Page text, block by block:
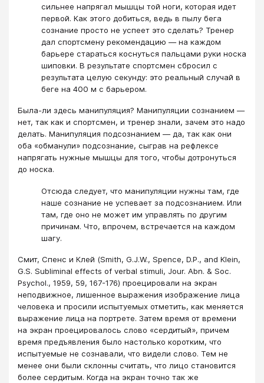
сильнее напрягал мышцы той ноги, которая идет
первой. Как этого добиться, ведь в пылу бега
сознание просто не успеет это сделать? Тренер
дал спортсмену рекомендацию — на каждом
барьере стараться коснуться пальцами руки носка
шиповки. В результате спортсмен сбросил с
результата целую секунду: это реальный случай в
беге на 400 м с барьером.
Была-ли здесь манипуляция? Манипуляции сознанием —
нет, так как и спортсмен, и тренер знали, зачем это надо
делать. Манипуляция подсознанием — да, так как они
оба «обманули» подсознание, сыграв на рефлексе
напрягать нужные мышцы для того, чтобы дотронуться
до носка.
Отсюда следует, что манипуляции нужны там, где
наше сознание не успевает за подсознанием. Или
там, где оно не может им управлять по другим
причинам. Что, впрочем, встречается на каждом
шагу.
Смит, Спенс и Клей (Smith, G.J.W., Spence, D.P., and Klein,
G.S. Subliminal effects of verbal stimuli, Jour. Abn. & Soc.
Psychol., 1959, 59, 167-176) проецировали на экран
неподвижное, лишенное выражения изображение лица
человека и просили испытуемых отметить, как меняется
выражение лица на портрете. Затем время от времени
на экран проецировалось слово «сердитый», причем
время предъявления было настолько коротким, что
испытуемые не сознавали, что видели слово. Тем не
менее они были склонны считать, что лицо становится
более сердитым. Когда на экран точно так же